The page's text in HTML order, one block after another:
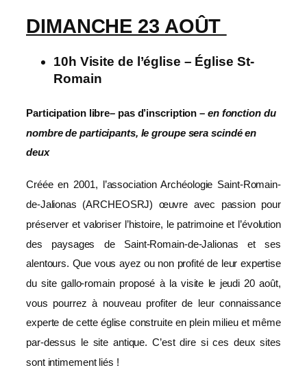
DIMANCHE 23 AOÛT
10h Visite de l’église – Église St-
Romain
Participation libre– pas d’inscription – en fonction du
nombre de participants, le groupe sera scindé en
deux
Créée en 2001, l’association Archéologie Saint-Romain-
de-Jalionas (ARCHEOSRJ) œuvre avec passion pour
préserver et valoriser l’histoire, le patrimoine et l’évolution
des paysages de Saint-Romain-de-Jalionas et ses
alentours. Que vous ayez ou non profité de leur expertise
du site gallo-romain proposé à la visite le jeudi 20 août,
vous pourrez à nouveau profiter de leur connaissance
experte de cette église construite en plein milieu et même
par-dessus le site antique. C’est dire si ces deux sites
sont intimement liés !